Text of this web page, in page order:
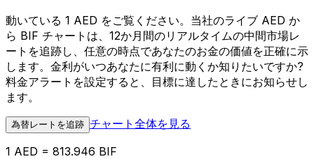
動いている 1 AED をご覧ください。当社のライブ AED か
ら BIF チャートは、12か月間のリアルタイムの中間市場レ
ートを追跡し、任意の時点であなたのお金の価値を正確に示
します。金利がいつあなたに有利に動くか知りたいですか?
料金アラートを設定すると、目標に達したときにお知らせし
ます。
為替レートを追跡 チャート全体を見る
1 AED = 813.946 BIF